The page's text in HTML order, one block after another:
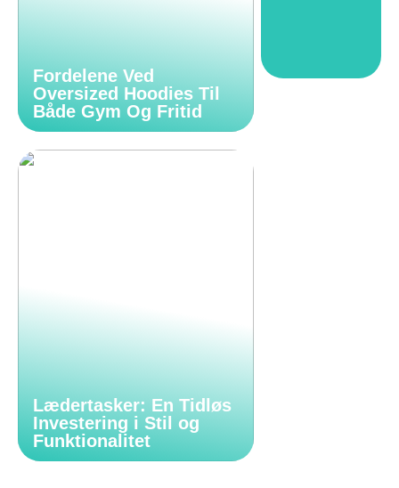
Fordelene Ved
Oversized Hoodies Til
Både Gym Og Fritid
Lædertasker: En Tidløs
Investering i Stil og
Funktionalitet